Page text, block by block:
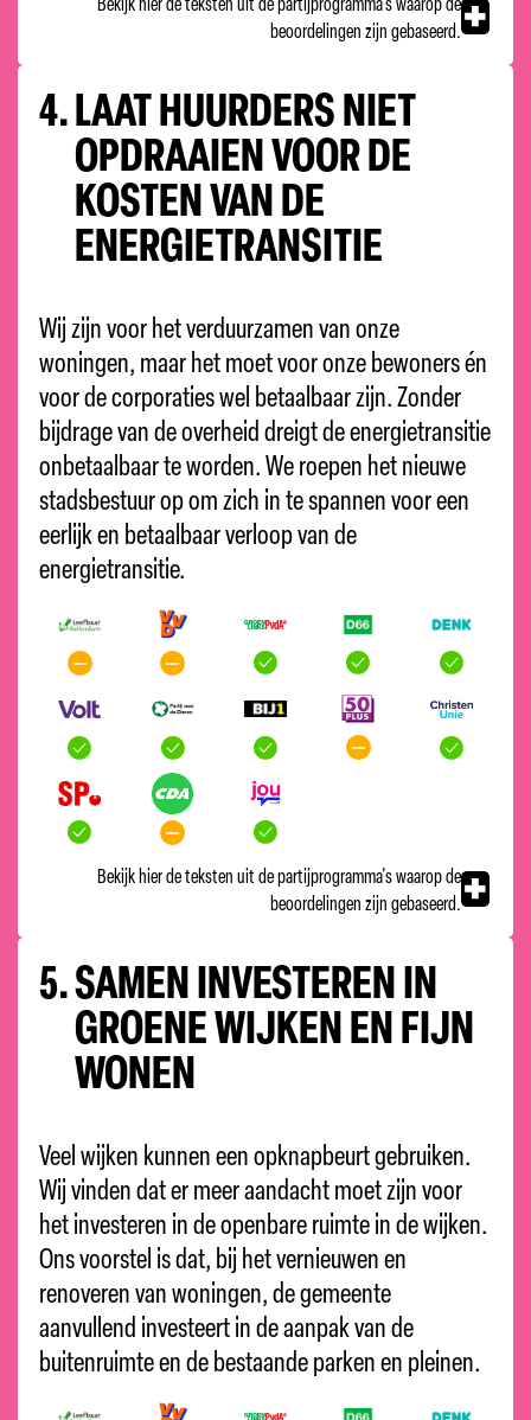
beoordelingen zijn gebaseerd.
4.LAAT HUURDERS NIET
OPDRAAIEN VOOR DE
KOSTEN VAN DE
ENERGIETRANSITIE
Wij zijn voor het verduurzamen van onze
woningen, maar het moet voor onze bewoners én
voor de corporaties wel betaalbaar zijn. Zonder
bijdrage van de overheid dreigt de energietransitie
onbetaalbaar te worden. We roepen het nieuwe
stadsbestuur op om zich in te spannen voor een
eerlijk en betaalbaar verloop van de
energietransitie.
Bekijk hier de teksten uit de partijprogramma's waarop de
beoordelingen zijn gebaseerd.
5.SAMEN INVESTEREN IN
GROENE WIJKEN EN FIJN
WONEN
Veel wijken kunnen een opknapbeurt gebruiken.
Wij vinden dat er meer aandacht moet zijn voor
het investeren in de openbare ruimte in de wijken.
Ons voorstel is dat, bij het vernieuwen en
renoveren van woningen, de gemeente
aanvullend investeert in de aanpak van de
buitenruimte en de bestaande parken en pleinen.